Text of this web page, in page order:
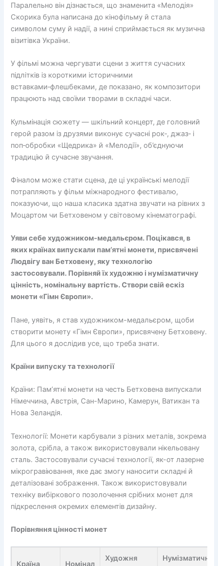
Паралельно він дізнається, що знаменита «Мелодія»
Скорика була написана до кінофільму й стала
символом суму й надії, а нині сприймається як музична
візитівка України.
У фільмі можна чергувати сцени з життя сучасних
підлітків із короткими історичними
вставками‑флешбеками, де показано, як композитори
працюють над своїми творами в складні часи.
Кульмінація сюжету — шкільний концерт, де головний
герой разом із друзями виконує сучасні рок‑, джаз‑ і
поп‑обробки «Щедрика» й «Мелодії», об’єднуючи
традицію й сучасне звучання.
Фіналом може стати сцена, де ці українські мелодії
потрапляють у фільм міжнародного фестивалю,
показуючи, що наша класика здатна звучати на рівних з
Моцартом чи Бетховеном у світовому кінематографі.
Уяви себе художником-медальєром. Поцікався, в
яких країнах випускали пам’ятні монети, присвячені
Людвігу ван Бетховену, яку технологію
застосовували. Порівняй їх художню і нумізматичну
цінність, номінальну вартість. Створи свій ескіз
монети «Гімн Європи».
Пане, уявіть, я став художником-медальєром, щоби
створити монету «Гімн Європи», присвячену Бетховену.
Для цього я дослідив усе, що треба знати.
Країни випуску та технології
Країни: Пам’ятні монети на честь Бетховена випускали
Німеччина, Австрія, Сан-Марино, Камерун, Ватикан та
Нова Зеландія.
Технології: Монети карбували з різних металів, зокрема
золота, срібла, а також використовували нікельовану
сталь. Застосовували сучасні технології, як-от лазерне
мікрогравіювання, яке дає змогу наносити складні й
деталізовані зображення. Також використовували
техніку вибіркового позолочення срібних монет для
підкреслення окремих елементів дизайну.
Порівняння цінності монет
Країна Номінал
Художня
Нумізматична